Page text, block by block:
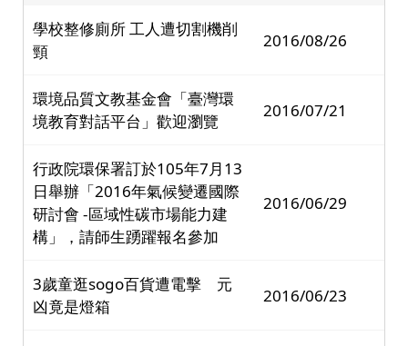
學校整修廁所 工人遭切割機削
頸
2016/08/26
環境品質文教基金會「臺灣環
境教育對話平台」歡迎瀏覽
2016/07/21
行政院環保署訂於105年7月13
日舉辦「2016年氣候變遷國際
研討會 -區域性碳市場能力建
構」，請師生踴躍報名參加
2016/06/29
3歲童逛sogo百貨遭電擊 元
凶竟是燈箱
2016/06/23